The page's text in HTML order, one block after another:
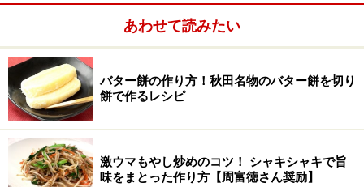
べく早めにお召し上がりください。また、持ち運びの際は保存方
1/2
あわせて読みたい
バター餅の作り方！秋田名物のバター餅を切り
餅で作るレシピ
激ウマもやし炒めのコツ！ シャキシャキで旨
味をまとった作り方【周富徳さん奨励】